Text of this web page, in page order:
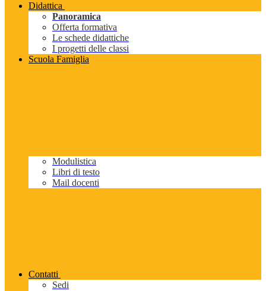
Didattica
Panoramica
Offerta formativa
Le schede didattiche
I progetti delle classi
Scuola Famiglia
Modulistica
Libri di testo
Mail docenti
Contatti
Sedi